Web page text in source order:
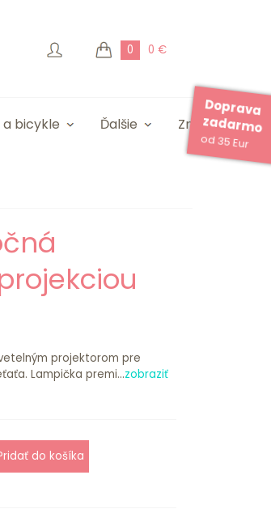
0 0 €
Doprava
zadarmo
od 35 Eur
a bicykle Ďalšie Značky
projektorom pre
Lampička premi...zobraziť